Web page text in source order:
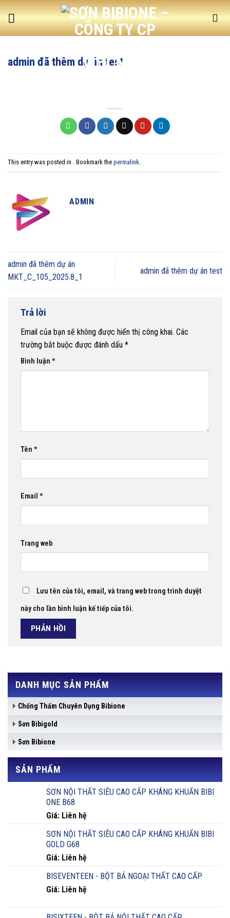
Skip
content
admin đã thêm dự án test
This entry was posted in . Bookmark the permalink.
ADMIN
admin đã thêm dự án
MKT_C_105_2025.8_1
admin đã thêm dự án test
Trả lời
Email của bạn sẽ không được hiển thị công khai. Các
trường bắt buộc được đánh dấu *
Bình luận *
Tên *
Email *
Trang web
Lưu tên của tôi, email, và trang web trong trình duyệt
này cho lần bình luận kế tiếp của tôi.
DANH MỤC SẢN PHẨM
Chống Thấm Chuyên Dụng Bibione
Sơn Bibigold
Sơn Bibione
SẢN PHẨM
SƠN NỘI THẤT SIÊU CAO CẤP KHÁNG KHUẨN BIBI
ONE B68
Giá: Liên hệ
SƠN NỘI THẤT SIÊU CAO CẤP KHÁNG KHUẨN BIBI
GOLD G68
Giá: Liên hệ
BISEVENTEEN - BỘT BẢ NGOẠI THẤT CAO CẤP
Giá: Liên hệ